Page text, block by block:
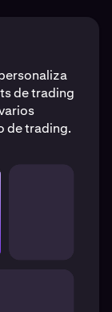
de trading
de trading.